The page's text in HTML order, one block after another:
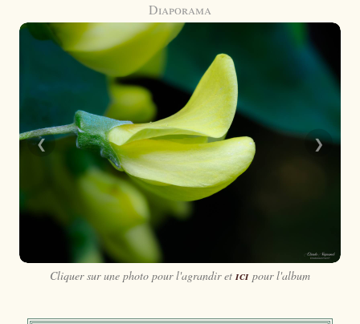
Diaporama
❮ ❯
Cliquer sur une photo pour l'agrandir et ici pour l'album